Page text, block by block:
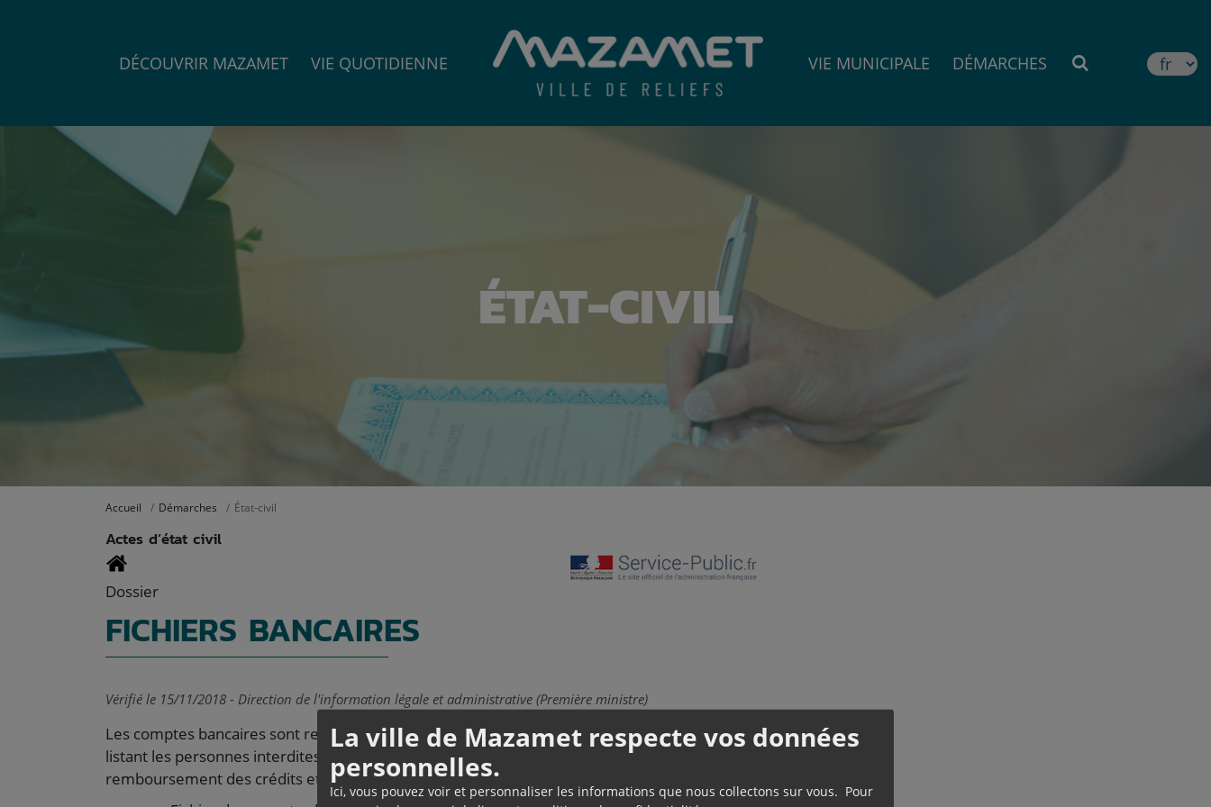
La ville de Mazamet respecte vos données
personnelles.
Ici, vous pouvez voir et personnaliser les informations que nous collectons sur vous. Pour
DÉCOUVRIR MAZAMET VIE QUOTIDIENNE VIE MUNICIPALE DÉMARCHES MOTEUR DE
ÉTAT-CIVIL
Accueil Démarches État-civil
Actes d’état civil
Dossier
FICHIERS BANCAIRES
Vérifié le 15/11/2018 - Direction de l'information légale et administrative (Première ministre)
Les comptes bancaires sont recensés au sein d'un fichier. Il existe également des fichiers
listant les personnes interdites bancaire ou interdites de chéquier, les incidents de
remboursement des crédits et les situations de surendettement.